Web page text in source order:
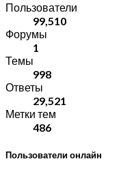
Пользователи
99,510
Форумы
1
Темы
998
Ответы
29,521
Метки тем
486
Пользователи онлайн